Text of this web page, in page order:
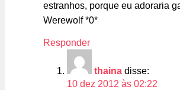
estranhos, porque eu adoraria
Werewolf *0*
Responder
thaina disse:
10 dez 2012 às 02:22